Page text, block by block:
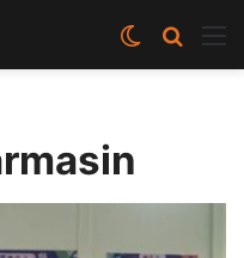
Cari
berita
Switch
skin